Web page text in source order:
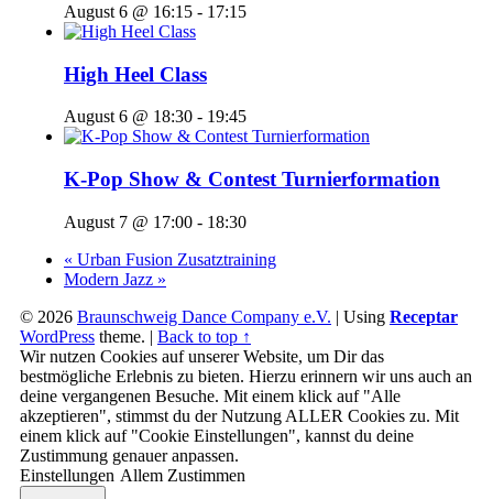
August 6 @ 16:15 - 17:15
High Heel Class
August 6 @ 18:30 - 19:45
K-Pop Show & Contest Turnierformation
August 7 @ 17:00 - 18:30
« Urban Fusion Zusatztraining
Modern Jazz »
© 2026 Braunschweig Dance Company e.V. | Using Receptar
WordPress theme. | Back to top ↑
Wir nutzen Cookies auf unserer Website, um Dir das
bestmögliche Erlebnis zu bieten. Hierzu erinnern wir uns auch an
deine vergangenen Besuche. Mit einem klick auf "Alle
akzeptieren", stimmst du der Nutzung ALLER Cookies zu. Mit
einem klick auf "Cookie Einstellungen", kannst du deine
Zustimmung genauer anpassen.
Einstellungen Allem Zustimmen